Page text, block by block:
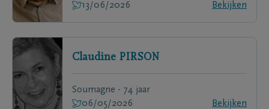
13/06/2026
Bekijken
Claudine PIRSON
Soumagne - 74 jaar
06/05/2026
Bekijken